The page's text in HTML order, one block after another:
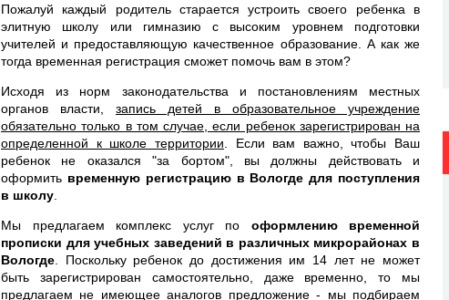
Пожалуй каждый родитель старается устроить своего ребенка в
элитную школу или гимназию с высоким уровнем подготовки
учителей и предоставляющую качественное образование. А как же
тогда временная регистрация сможет помочь вам в этом?
Исходя из норм законодательства и постановлениям местных
органов власти, запись детей в образовательное учреждение
обязательно только в том случае, если ребенок зарегистрирован на
определенной к школе территории . Если вам важно, чтобы Ваш
ребенок не оказался "за бортом", вы должны действовать и
оформить временную регистрацию в Вологде для поступления
в школу
Мы предлагаем комплекс услуг по оформлению временной
прописки для учебных заведений в различных микрорайонах в
Вологде . Поскольку ребенок до достижения им 14 лет не может
быть зарегистрирован самостоятельно, даже временно, то мы
предлагаем не имеющее аналогов предложение - мы подбираем